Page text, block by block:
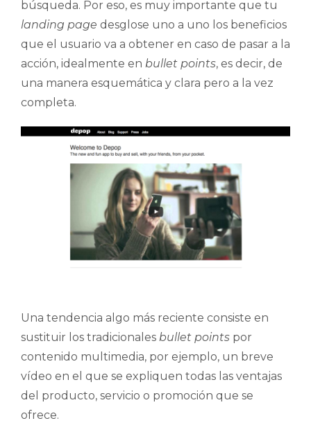
búsqueda. Por eso, es muy importante que tu
landing page desglose uno a uno los beneficios
que el usuario va a obtener en caso de pasar a la
acción, idealmente en bullet points, es decir, de
una manera esquemática y clara pero a la vez
completa.
Una tendencia algo más reciente consiste en
sustituir los tradicionales bullet points por
contenido multimedia, por ejemplo, un breve
vídeo en el que se expliquen todas las ventajas
del producto, servicio o promoción que se
ofrece.